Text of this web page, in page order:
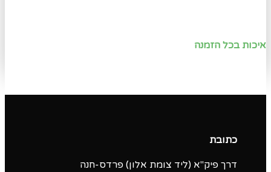
איכות בכל הזמנה
כתובת
דרך פיק"א (ליד צומת אלון) פרדס-חנה